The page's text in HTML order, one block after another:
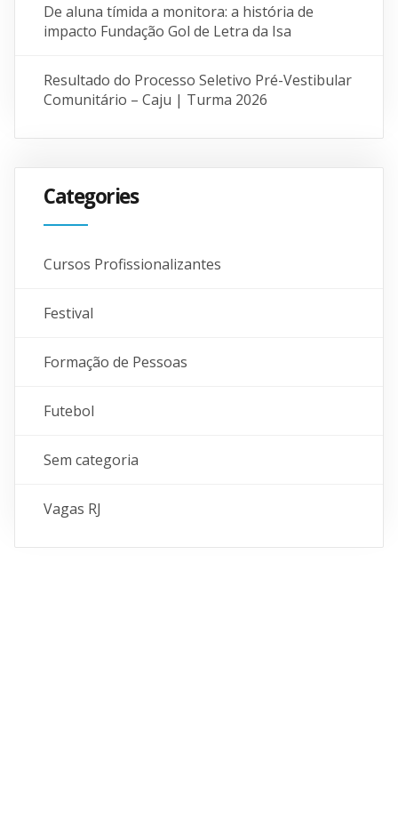
De aluna tímida a monitora: a história de
impacto Fundação Gol de Letra da Isa
Resultado do Processo Seletivo Pré-Vestibular
Comunitário – Caju | Turma 2026
Categories
Cursos Profissionalizantes
Festival
Formação de Pessoas
Futebol
Sem categoria
Vagas RJ